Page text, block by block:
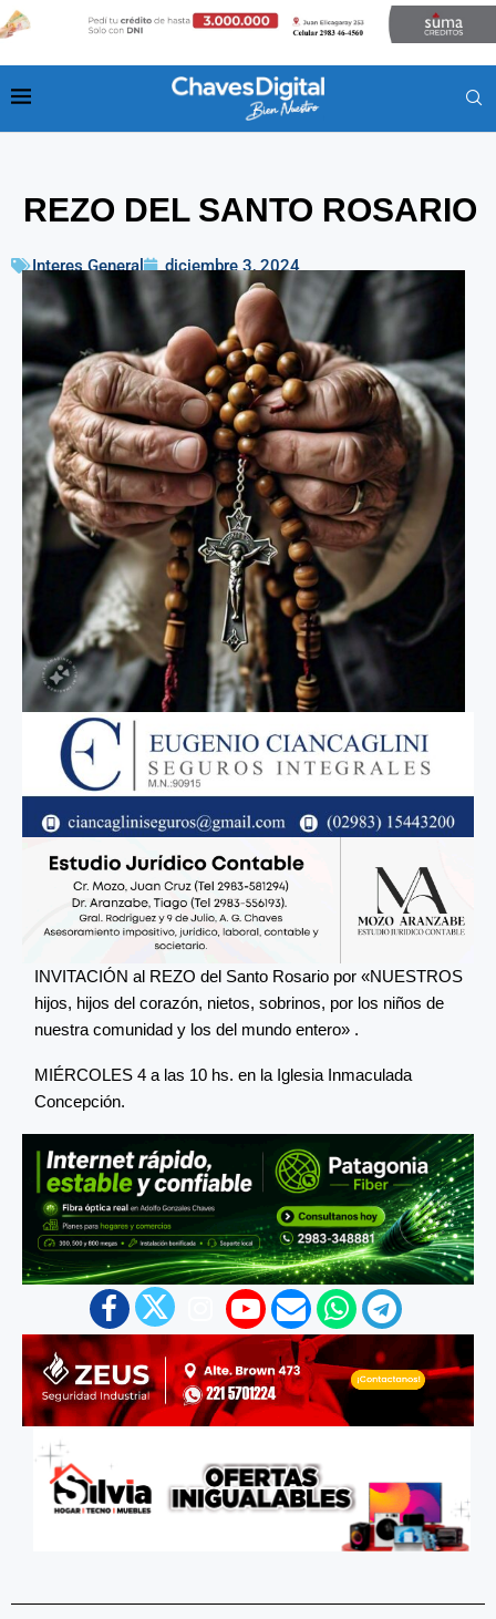
REZO DEL SANTO ROSARIO
Interes General diciembre 3, 2024
INVITACIÓN al REZO del Santo Rosario por «NUESTROS
hijos, hijos del corazón, nietos, sobrinos, por los niños de
nuestra comunidad y los del mundo entero» .
MIÉRCOLES 4 a las 10 hs. en la Iglesia Inmaculada
Concepción.